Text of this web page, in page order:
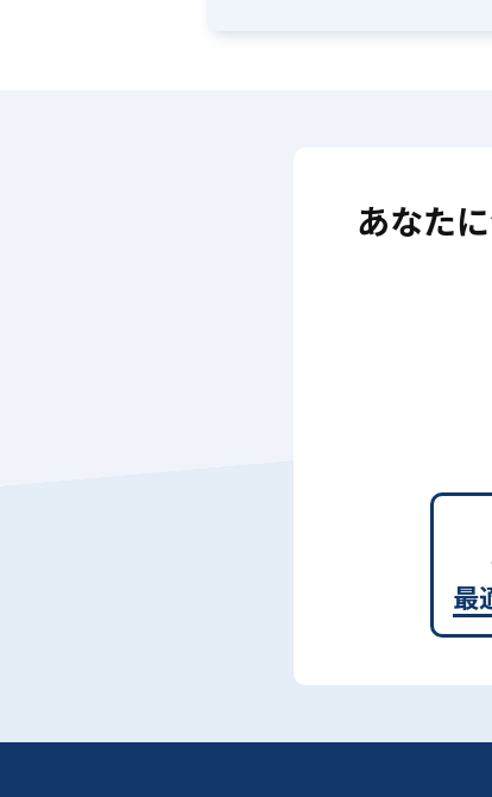
あなた
最